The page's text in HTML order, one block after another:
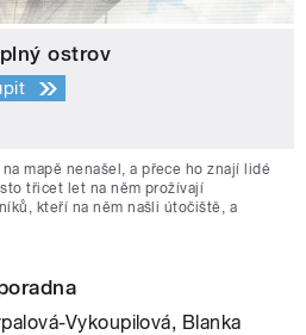
ostrov
mapě nenašel, a přece ho znají lidé
třicet let na něm prožívají
kteří na něm našli útočiště, a
Vykoupilová, Blanka